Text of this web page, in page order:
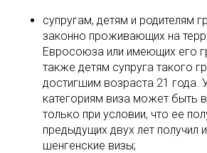
супругам, детям и родителям
законно проживающих на
Евросоюза или имеющих его
также детям супруга такого
достигшим возраста 21 года.
категориям виза может быть
только при условии, что ее
предыдущих двух лет получил
шенгенские визы;